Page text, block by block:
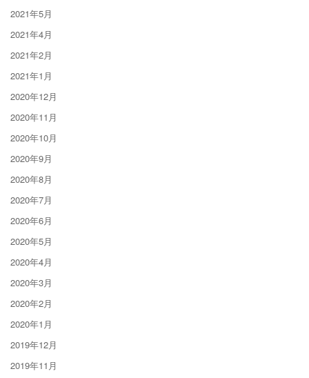
2021年5月
2021年4月
2021年2月
2021年1月
2020年12月
2020年11月
2020年10月
2020年9月
2020年8月
2020年7月
2020年6月
2020年5月
2020年4月
2020年3月
2020年2月
2020年1月
2019年12月
2019年11月